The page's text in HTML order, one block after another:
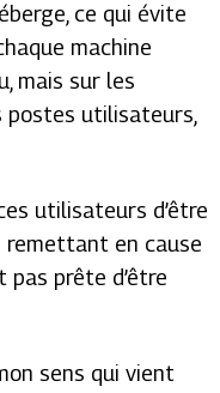
ce qui évite
machine
mais sur les
postes utilisateurs,
utilisateurs d’être
en cause
pas prête d’être
sens qui vient